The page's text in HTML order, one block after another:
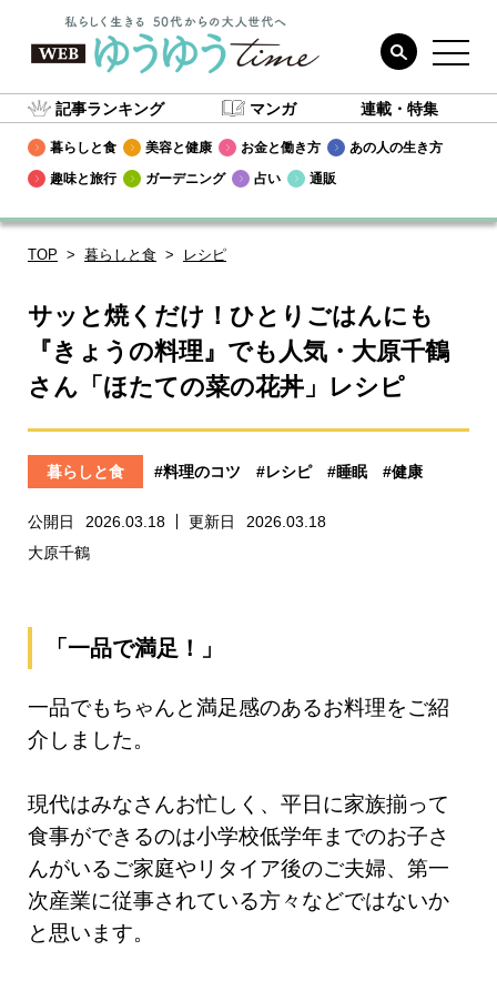
記事ランキング マンガ 連載・特集
暮らしと食 美容と健康 お金と働き方
あの人の生き方
趣味と旅行
ガーデニング 占い 通販
TOP 暮らしと食 レシピ
サッと焼くだけ！ひとりごはんにも
『きょうの料理』でも人気・大原千鶴
さん「ほたての菜の花丼」レシピ
暮らしと食 #料理のコツ #レシピ #睡眠 #健康
公開日 2026.03.18 更新日
2026.03.18
大原千鶴
「一品で満足！」
一品でもちゃんと満足感のあるお料理をご紹
介しました。
現代はみなさんお忙しく、平日に家族揃って
食事ができるのは小学校低学年までのお子さ
んがいるご家庭やリタイア後のご夫婦、第一
次産業に従事されている方々などではないか
と思います。